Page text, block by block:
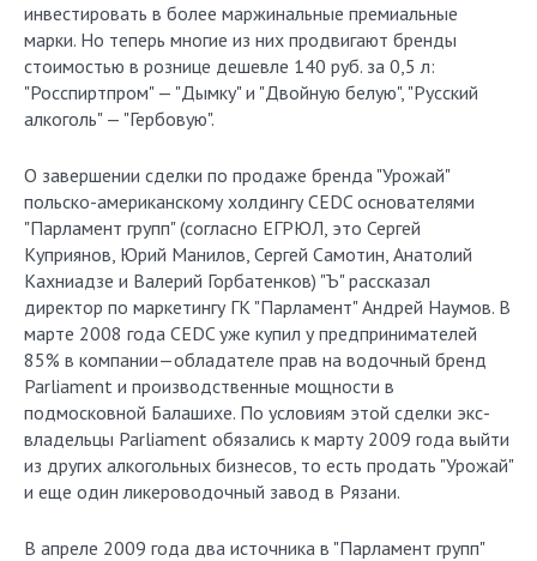
инвестировать в более маржинальные премиальные
марки. Но теперь многие из них продвигают бренды
стоимостью в рознице дешевле 140 руб. за 0,5 л:
"Росспиртпром" — "Дымку" и "Двойную белую", "Русский
алкоголь" — "Гербовую".
О завершении сделки по продаже бренда "Урожай"
польско-американскому холдингу CEDC основателями
"Парламент групп" (согласно ЕГРЮЛ, это Сергей
Куприянов, Юрий Манилов, Сергей Самотин, Анатолий
Кахниадзе и Валерий Горбатенков) "Ъ" рассказал
директор по маркетингу ГК "Парламент" Андрей Наумов. В
марте 2008 года CEDC уже купил у предпринимателей
85% в компании—обладателе прав на водочный бренд
Parliament и производственные мощности в
подмосковной Балашихе. По условиям этой сделки экс-
владельцы Parliament обязались к марту 2009 года выйти
из других алкогольных бизнесов, то есть продать "Урожай"
и еще один ликероводочный завод в Рязани.
В апреле 2009 года два источника в "Парламент групп"